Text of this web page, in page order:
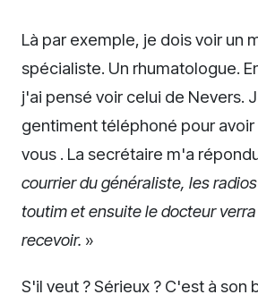
Là par exemple, je dois voir un
spécialiste. Un rhumatologue.
j'ai pensé voir celui de Nevers.
gentiment téléphoné pour
vous . La secrétaire m'a
courrier du généraliste, les
toutim et ensuite le docteur
recevoir. »
S'il veut ? Sérieux ? C'est à son